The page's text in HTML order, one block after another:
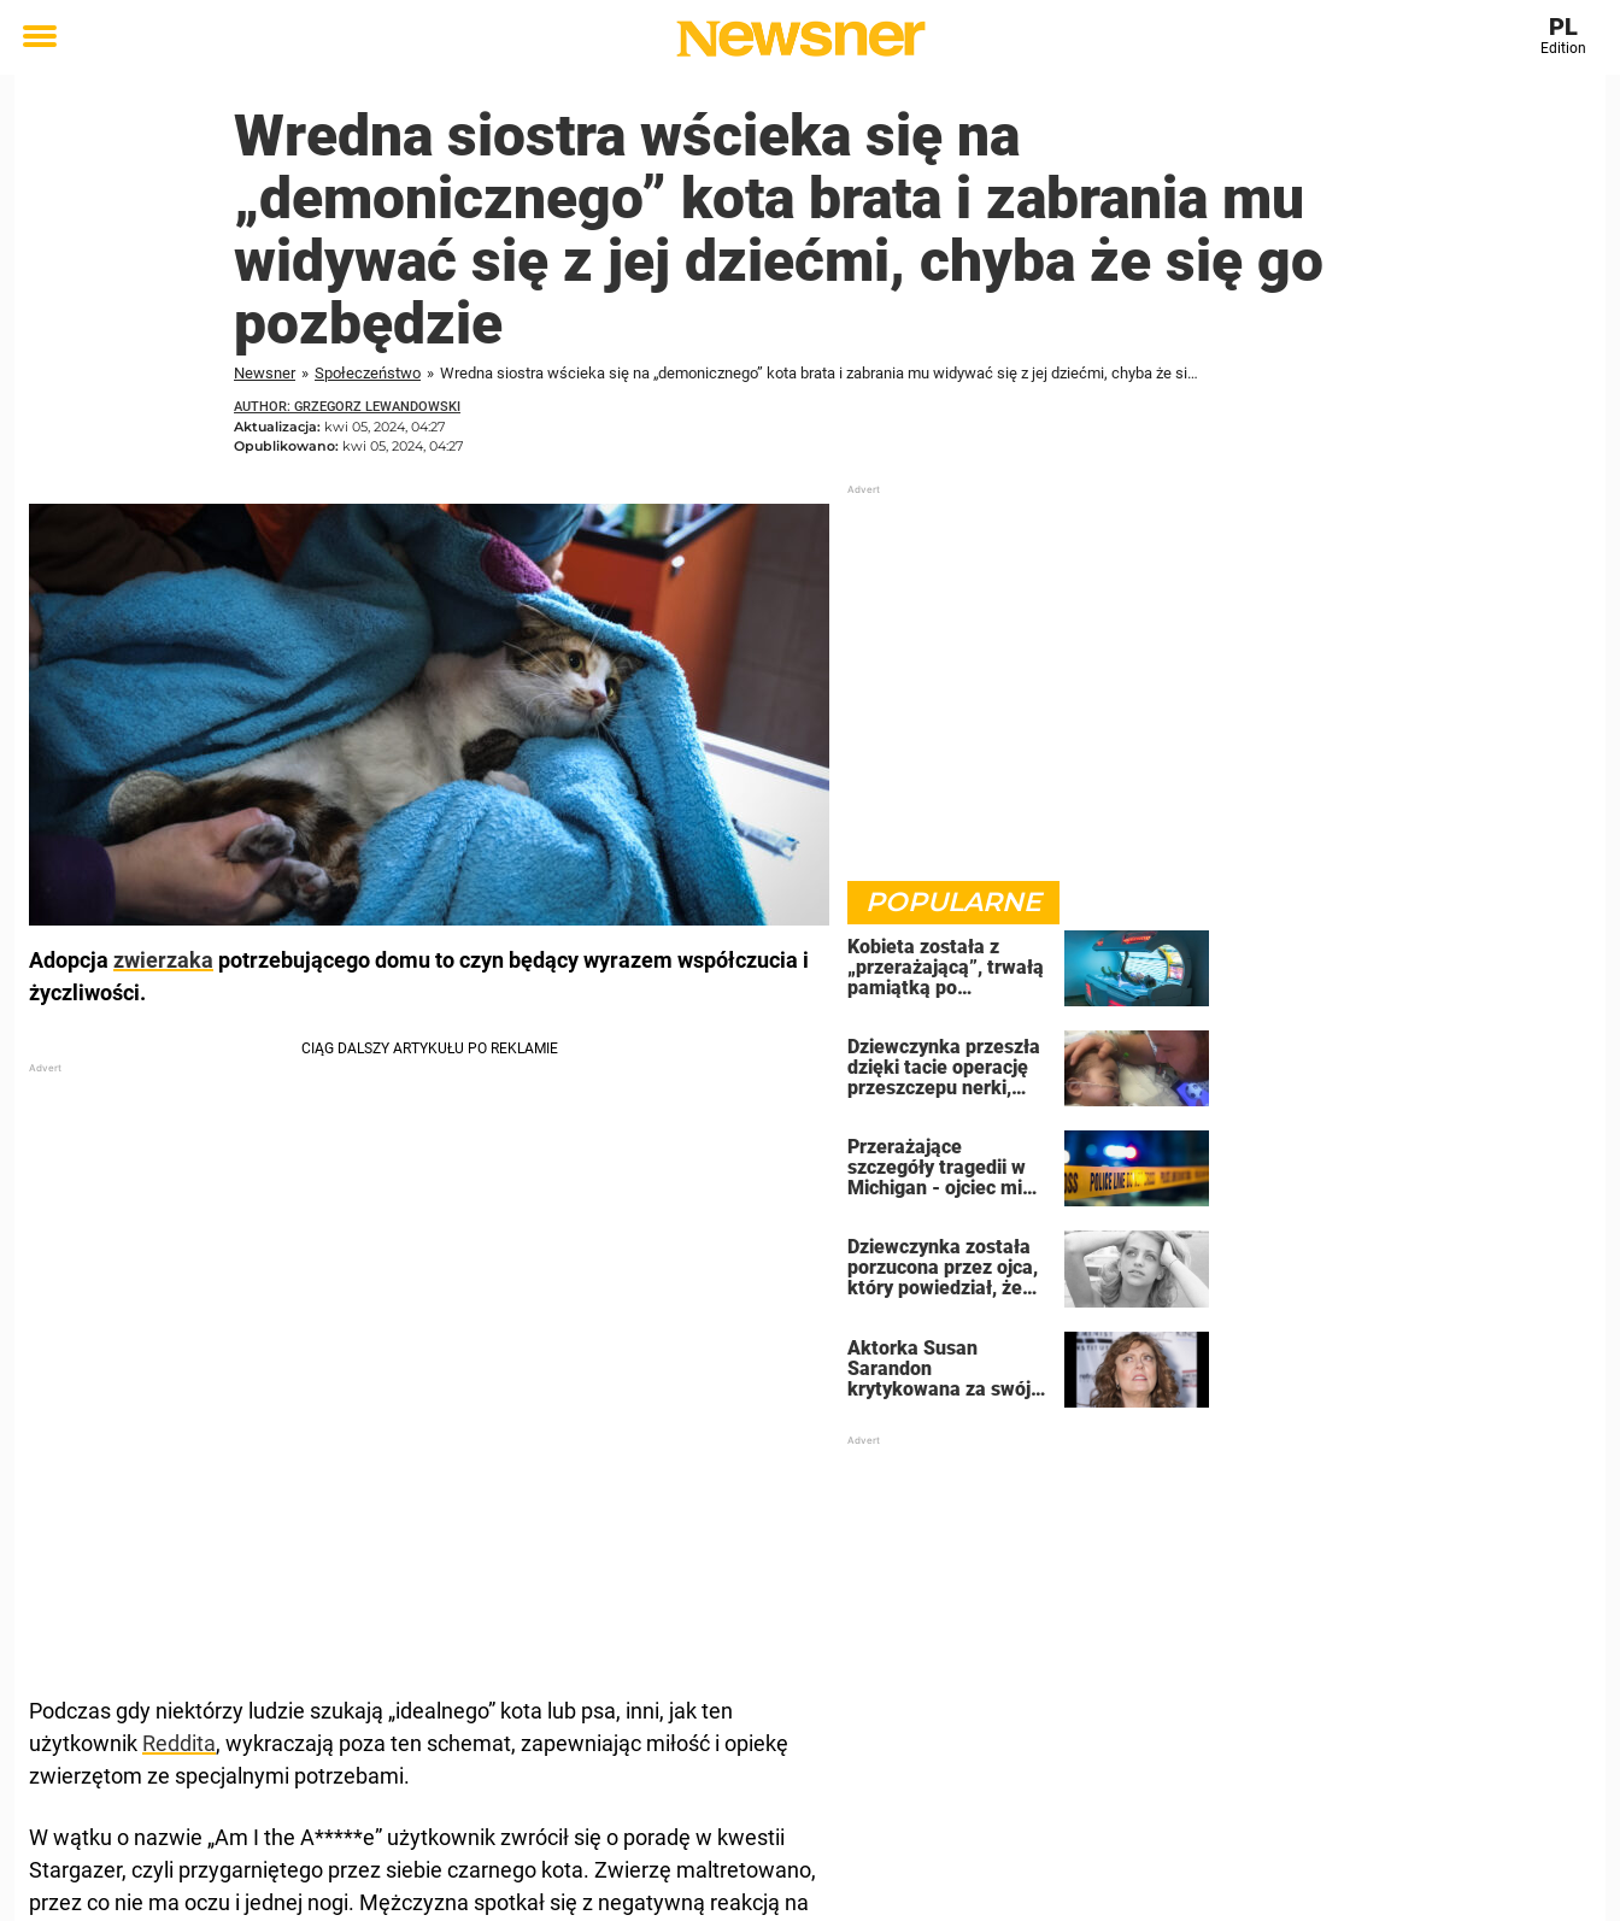
Toggle
PL
Edition
Wredna siostra wścieka się na
„demonicznego” kota brata i zabrania mu
widywać się z jej dziećmi, chyba że się go
pozbędzie
Newsner » Społeczeństwo » Wredna siostra wścieka się na „demonicznego” kota brata i zabrania mu widywać się z jej dziećmi, chyba że się go pozbędzie
AUTHOR: GRZEGORZ LEWANDOWSKI
Aktualizacja: kwi 05, 2024, 04:27
Opublikowano: kwi 05, 2024, 04:27
Adopcja zwierzaka potrzebującego domu to czyn będący wyrazem współczucia i
życzliwości.
Podczas gdy niektórzy ludzie szukają „idealnego” kota lub psa, inni, jak ten
użytkownik Reddita, wykraczają poza ten schemat, zapewniając miłość i opiekę
zwierzętom ze specjalnymi potrzebami.
W wątku o nazwie „Am I the A*****e” użytkownik zwrócił się o poradę w kwestii
Stargazer, czyli przygarniętego przez siebie czarnego kota. Zwierzę maltretowano,
przez co nie ma oczu i jednej nogi. Mężczyzna spotkał się z negatywną reakcją na
POPULARNE
Kobieta została z
„przerażającą”, trwałą
pamiątką po
Dziewczynka przeszła
dzięki tacie operację
przeszczepu nerki,
Przerażające
szczegóły tragedii w
Michigan - ojciec miał
siebie
Dziewczynka została
porzucona przez ojca,
który powiedział, że
znaną aktorką
Aktorka Susan
Sarandon
krytykowana za swój